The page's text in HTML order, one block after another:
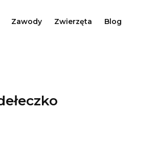
Zawody Zwierzęta Blog